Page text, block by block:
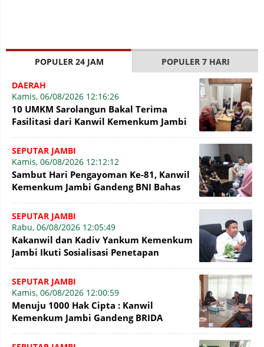
POPULER 24 JAM POPULER 7 HARI
DAERAH
Kamis, 06/08/2026 12:16:26
10 UMKM Sarolangun Bakal Terima
Fasilitasi dari Kanwil Kemenkum Jambi
SEPUTAR JAMBI
Kamis, 06/08/2026 12:12:12
Sambut Hari Pengayoman Ke-81, Kanwil
Kemenkum Jambi Gandeng BNI Bahas
SEPUTAR JAMBI
Rabu, 06/08/2026 12:05:49
Kakanwil dan Kadiv Yankum Kemenkum
Jambi Ikuti Sosialisasi Penetapan
SEPUTAR JAMBI
Kamis, 06/08/2026 12:00:59
Menuju 1000 Hak Cipta : Kanwil
Kemenkum Jambi Gandeng BRIDA